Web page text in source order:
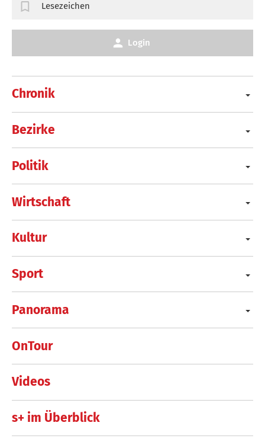
Chronik
Bezirke
Politik
Wirtschaft
Kultur
Sport
Panorama
OnTour
Videos
s+ im Überblick
Lesezeichen
Login